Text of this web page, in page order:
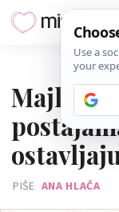
Majke na
PIŠE ANA HLAČA